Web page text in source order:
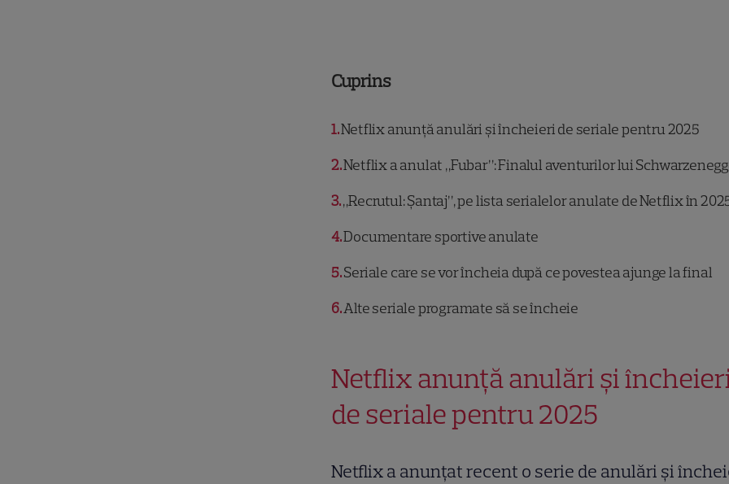
Cuprins
1Netflix anunță anulări și încheieri de seriale pentru 2025
2Netflix a anulat „Fubar”: Finalul aventurilor lui
3„Recrutul: Șantaj”, pe lista serialelor anulate de Netflix în
4Documentare sportive anulate
5Seriale care se vor încheia după ce povestea ajunge la final
6Alte seriale programate să se încheie
Netflix anunță anulări și
de seriale pentru 2025
Netflix a anunțat recent o serie de anulări și